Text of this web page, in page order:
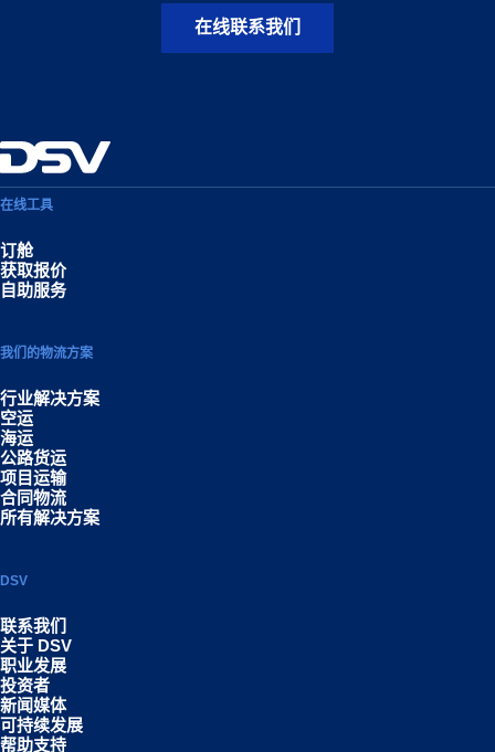
在线联系我们
在线工具
订舱
获取报价
自助服务
我们的物流方案
行业解决方案
空运
海运
公路货运
项目运输
合同物流
所有解决方案
DSV
联系我们
关于 DSV
职业发展
投资者
新闻媒体
可持续发展
帮助支持